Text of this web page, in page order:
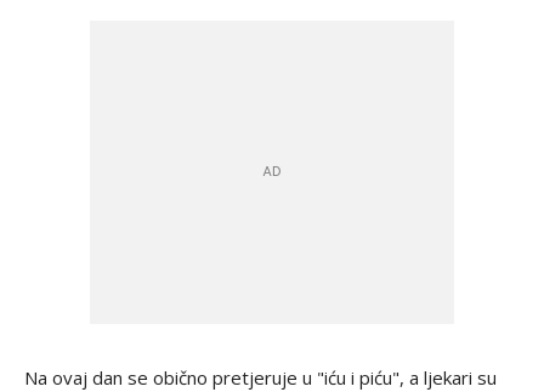
Na ovaj dan se obično pretjeruje u "iću i piću", a ljekari su